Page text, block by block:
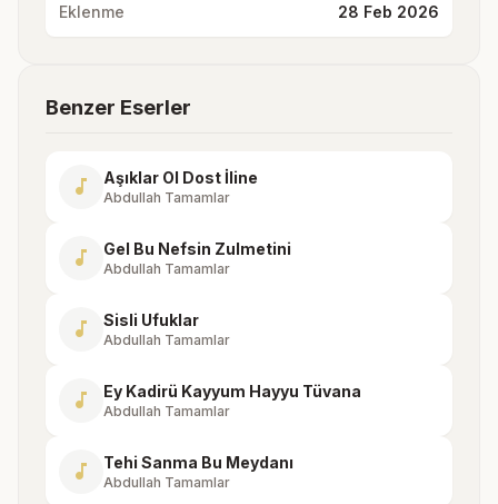
Eklenme 28 Feb 2026
Benzer Eserler
music_note Aşıklar Ol Dost İline
Abdullah Tamamlar
music_note Gel Bu Nefsin Zulmetini
Abdullah Tamamlar
music_note Sisli Ufuklar
Abdullah Tamamlar
music_note Ey Kadirü Kayyum Hayyu Tüvana
Abdullah Tamamlar
music_note Tehi Sanma Bu Meydanı
Abdullah Tamamlar